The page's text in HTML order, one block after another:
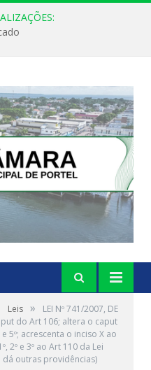
Leis »
LEI Nº 741/2007, DE
do Art 106; altera o caput
5º; acrescenta o inciso X ao
2º e 3º ao Art 110 da Lei
outras providências)